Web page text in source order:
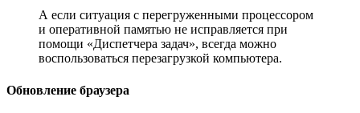
А если ситуация с перегруженными процессором
и оперативной памятью не исправляется при
помощи «Диспетчера задач», всегда можно
воспользоваться перезагрузкой компьютера.
Обновление браузера